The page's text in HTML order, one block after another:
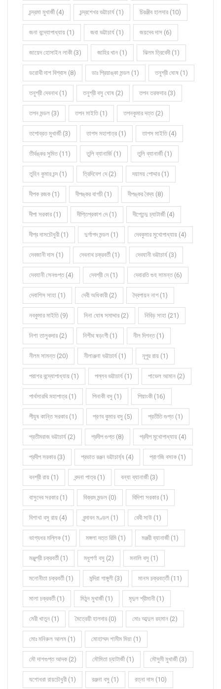
চন্দ্রমা মুখার্জী (4) চন্দ্রশেখর ভট্টাচার্য (1) চিরঞ্জীব হালদার (10)
জনা বন্দ্যোপাধ্যায় (1) জবা ভট্টাচার্য (1) জয়দেব দাস (6)
জায়েদ হোসাইন লাকী (3) জাহির খান (1) ঝিলম ত্রিবেদী (1)
ডরোথী দাশ বিশ্বাস (8) ডাঃ প্রিয়াঙ্কা মন্ডল (1) তনুশ্রী ঘোষ (1)
তনুশ্রী দেবনাথ (1) তনুশ্রী বসু ঘোষ (2) তপন তরফদার (3)
তপন মন্ডল (3) তপন মাইতি (1) তপনকুমার দত্ত (2)
তপোব্রত মুখার্জী (3) তাপস মহাপাত্র (1) তাপস মাইতি (4)
তীর্থঙ্কর সুমিত (11) তুলি ব্যানার্জি (1) তুলি ব্যানার্জী (1)
তুহিন কুমার চন্দ (1) ত্রিদিবেশ দে (2) দয়াময় পোদ্দার (1)
দীপক রজক (1) দীপঙ্কর বাগচী (1) দীপঙ্কর বৈদ্য (8)
দীপা সরকার (1) দীপ্তিপ্রকাশ দে (1) দীপ্তেন্দু চ্যাটার্জী (4)
দীপ্র দাসচৌধুরী (1) দুর্গাপদ মন্ডল (1) দেবকুমার মুখোপাধ্যায় (4)
দেবজানী দাস (1) দেবনাথ চক্রবর্তী (1) দেবযানী ভট্টাচার্য (3)
দেবযানী সেনগুপ্ত (4) দেবশ্রী দে (1) দেবারতি গুহ সামন্ত (6)
দেবাশিস সাহা (1) দেবী অধিকারী (2) দ্বৈপায়ন নাগ (1)
নবকুমার মাইতি (9) নিনা ঘোষ সমাদ্দার (2) নিবিড় সাহা (21)
নিশা তালুকদার (2) নিশীথ ষড়ংগী (1) নীল দিগন্ত (1)
নীলম সামন্ত (20) নীলাঞ্জনা ভট্টাচার্য (1) নূপুর রায় (1)
পরাশর বন্দ্যোপাধ্যায় (1) পল্লব ভট্টাচার্য (1) পাভেল আমান (2)
পার্থসারথি মহাপাত্র (1) পিনাকী বসু (1) পিয়াংকী (16)
পীযূষ কান্তি সরকার (1) প্রণব কুমার বসু (5) প্রতীতি গুপ্ত (1)
প্রতীমরাজ ভট্টাচার্য (2) প্রদীপ গুপ্ত (8) প্রদীপ মুখোপাধ্যায় (4)
প্রদীপ সরকার (3) প্রভাত রঞ্জন ভট্টাচার্য্য (4) প্রাণজি বসাক (1)
বনশ্রী রায় (1) বন্দনা পাত্র (1) বন্যা ব্যানার্জী (3)
বাসুদেব সরকার (1) বিক্রম মন্ডল (0) বিদিশা সরকার (1)
বিশাখা বসু রায় (4) বৃন্দাবন মণ্ডল (1) বেবী সাউ (1)
ভাগ্যধর মল্লিক (1) মঙ্গলা দত্ত রিমি (1) মঞ্জরী ব্যানার্জী (1)
মঞ্জুশ্রী চক্রবর্তী (1) মধুপর্ণা বসু (2) মনালি বসু (1)
মনোনীতা চক্রবর্তী (1) মন্দিরা গাঙ্গুলী (3) মানস চক্রবর্ত্তী (11)
মালা চক্রবর্তী (1) মিঠুন মুখার্জী (1) মৃদুল শ্রীমানী (1)
মেরী খাতুন (1) মৈত্রেয়ী হালদার (0) মোঃ আব্দুল রহমান (2)
মোঃ মনিরুল আলম (1) মোহাম্মদ শামীম মিয়া (1)
মৌ দাশগুপ্ত আদক (2) মৌমিতা চ্যাটার্জী (1) মৌসুমী মুখার্জী (3)
যশোধরা রায়চৌধুরী (1) রঞ্জনা বসু (1) রত্না দাস (10)